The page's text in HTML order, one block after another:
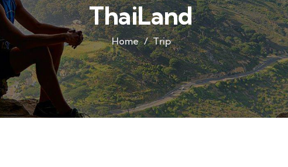
ThaiLand
Home Trip